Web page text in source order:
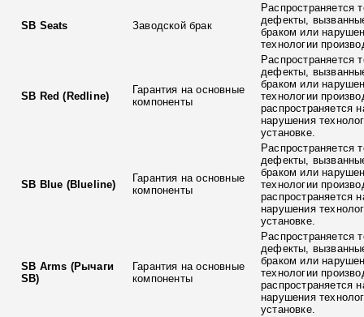
SB Seats Заводской брак
Распространяется
дефекты,
браком или
технологии
SB Red (Redline)
Гарантия на основные
компоненты
Распространяется
дефекты,
браком или
технологии
распространяется
нарушения
установке.
SB Blue (Blueline)
Гарантия на основные
компоненты
Распространяется
дефекты,
браком или
технологии
распространяется
нарушения
установке.
SB Arms (Рычаги
SB)
Гарантия на основные
компоненты
Распространяется
дефекты,
браком или
технологии
распространяется
нарушения
установке.